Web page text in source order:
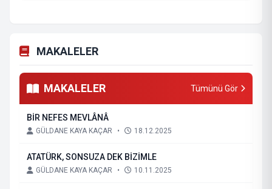
MAKALELER
MAKALELER Tümünü Gör
BİR NEFES MEVLÂNÂ
GÜLDANE KAYA KAÇAR • 18.12.2025
ATATÜRK, SONSUZA DEK BİZİMLE
GÜLDANE KAYA KAÇAR • 10.11.2025